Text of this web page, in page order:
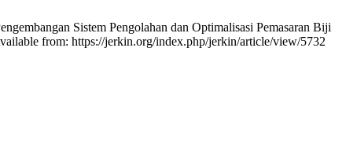
Sistem Pengolahan dan Optimalisasi Pemasaran Biji
from: https://jerkin.org/index.php/jerkin/article/view/5732